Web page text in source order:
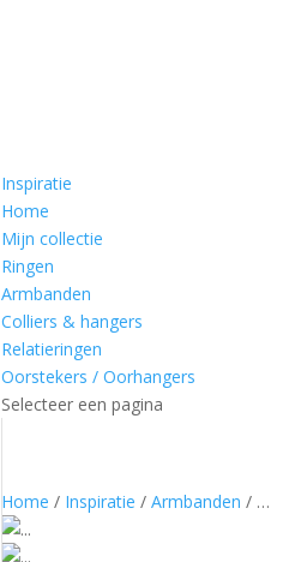
Inspiratie
Home
Mijn collectie
Ringen
Armbanden
Colliers & hangers
Relatieringen
Oorstekers / Oorhangers
Selecteer een pagina
Home / Inspiratie /Armbanden / …